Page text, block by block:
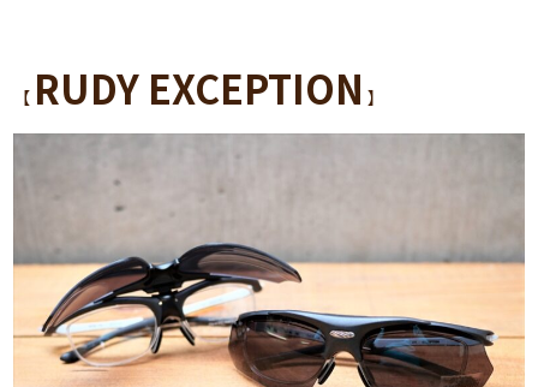
【 RUDY EXCEPTION 】